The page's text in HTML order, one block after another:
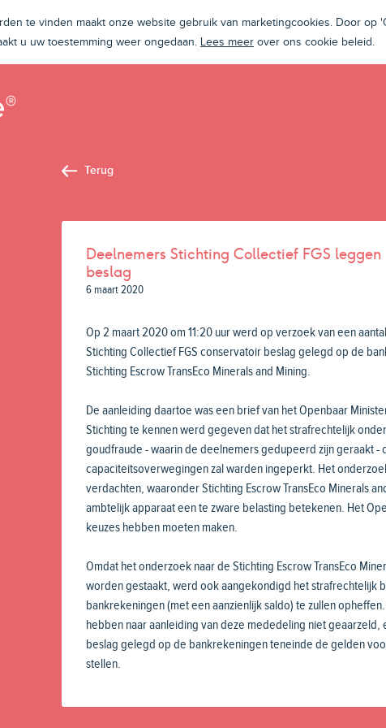
te vinden maakt onze website gebruik van marketingcookies. Door op
u uw toestemming weer ongedaan. Lees meer over ons cookie beleid.
Terug
Deelnemers Stichting Collectief FGS leggen
beslag
6 maart 2020
Op 2 maart 2020 om 11:20 uur werd op verzoek van een
Stichting Collectief FGS conservatoir beslag gelegd op de
Stichting Escrow TransEco Minerals and Mining.
De aanleiding daartoe was een brief van het Openbaar
Stichting te kennen werd gegeven dat het strafrechtelijk
goudfraude - waarin de deelnemers gedupeerd zijn geraakt -
capaciteitsoverwegingen zal warden ingeperkt. Het
verdachten, waaronder Stichting Escrow TransEco Minerals
ambtelijk apparaat een te zware belasting betekenen. Het
keuzes hebben moeten maken.
Omdat het onderzoek naar de Stichting Escrow TransEco
worden gestaakt, werd ook aangekondigd het strafrechtelijk
bankrekeningen (met een aanzienlijk saldo) te zullen
hebben naar aanleiding van deze mededeling niet geaarzeld,
beslag gelegd op de bankrekeningen teneinde de gelden
stellen.